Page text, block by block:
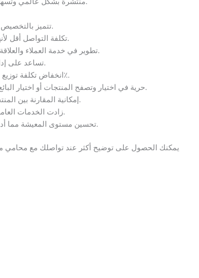
تتميز بالتخصيص أي إمكانية عمل عروض مميزة لأفضل الزبائن تعاملاً مع الشركة.
تكلفة التواصل أقل لأنها تعتمد على الإنترنت وهو أرخص من استخدام الطرق التقليدية.
تطوير في خدمة العملاء والعلاقة المتبادلة بين الشركة والعميل عبر التواصل المباشر مع العميل.
تساعد على إدارة المخزون بشكل أفضل فلا يحدث عجز أو فائض في المخزون.
انخفاض تكلفة توزيع المنتج فتسليم منتج عبر الإنترنت قد يكون أقل تكلفة بمقدار 90٪.
حرية في اختيار وتصفح المنتجات أو اختيار البائع أو أسلوب الشراء والدفع ومتواجدة في كل مكان وفي أي وقت.
إمكانية المقارنة بين المنتجات واختيار الأفضل وانخفاض تكلفة القيمة المضافة أو انعدامها.
زادت الخدمات العامة المقدمة من خلال الحكومة الإلكترونية وتحسين الأمن الداخلي.
تحسين مستوى المعيشة مما أدى إلى زيادة نسبة المشتريات بأقل تكلفة من السلع أو الخدمات.
يمكنك الحصول على توضيح أكثر عند تواصلك مع محامي